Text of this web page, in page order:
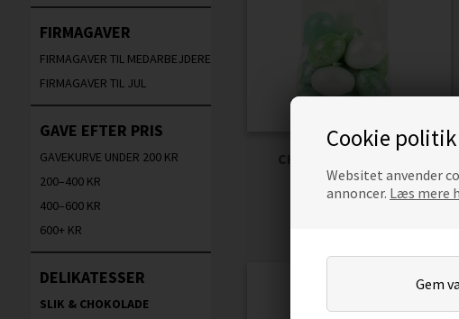
Cookie politik
Websitet anvender
annoncer. Læs mere
FIRMAGAVER
FIRMAGAVER TIL MEDARBEJDERE
FIRMAGAVER TIL JUL
GAVE EFTER PRIS
GAVEKURVE UNDER 200 KR
200–400 KR
400–600 KR
600+ KR
DELIKATESSER
SLIK & CHOKOLADE
CHOKOLADEMANDLER
NATURE - POSE